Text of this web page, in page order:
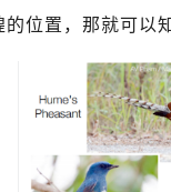
位置，那就可以